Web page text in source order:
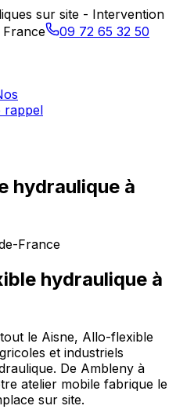
sur site - Intervention
09 72 65 32 50
rappel
hydraulique à
France
hydraulique à
le Aisne, Allo-flexible
et industriels
De Ambleny à
atelier mobile fabrique le
sur site.